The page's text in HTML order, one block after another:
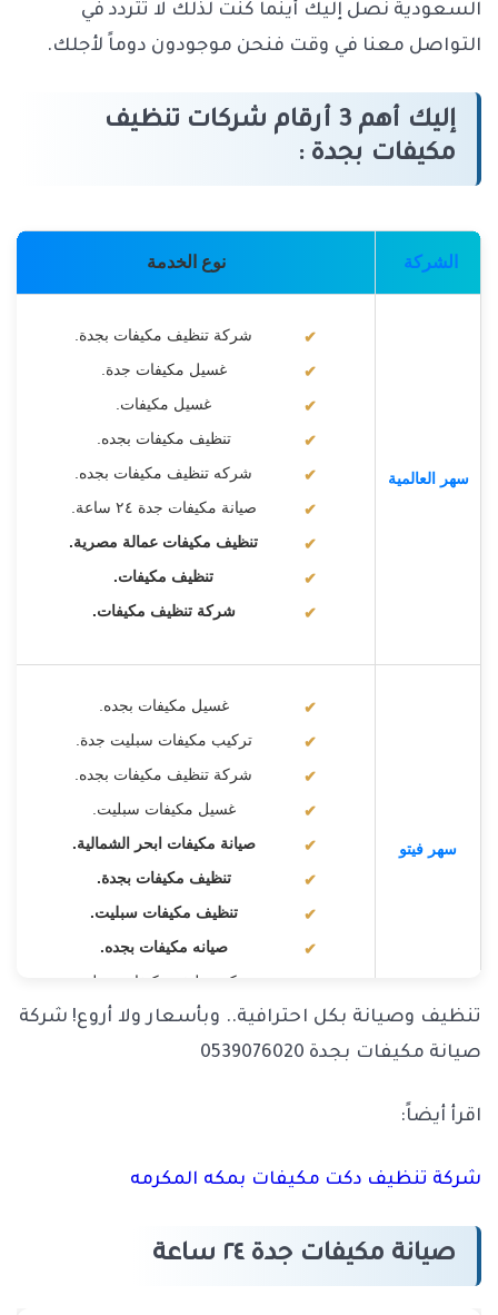
السعودية نصل إليك أينما كنت لذلك لا تتردد في
التواصل معنا في وقت فنحن موجودون دوماً لأجلك.
إليك أهم 3 أرقام شركات تنظيف
مكيفات بجدة :
الشركة نوع الخدمة
سهر العالمية
شركة تنظيف مكيفات بجدة.
غسيل مكيفات جدة.
غسيل مكيفات.
تنظيف مكيفات بجده.
شركه تنظيف مكيفات بجده.
صيانة مكيفات جدة ٢٤ ساعة.
تنظيف مكيفات عمالة مصرية.
تنظيف مكيفات.
شركة تنظيف مكيفات.
سهر فيتو
غسيل مكيفات بجده.
تركيب مكيفات سبليت جدة.
شركة تنظيف مكيفات بجده.
غسيل مكيفات سبليت.
صيانة مكيفات ابحر الشمالية.
تنظيف مكيفات بجدة.
تنظيف مكيفات سبليت.
صيانه مكيفات بجده.
شركة تنظيف مكيفات سبليت.
إسكاي كوول
عروض غسيل مكيفات سبليت جدة.
غسيل مكيفات سبليت جدة.
تنظيف وصيانة بكل احترافية.. وبأسعار ولا أروع! شركة
صيانة مكيفات بجدة 0539076020
اقرأ أيضاً:
شركة تنظيف دكت مكيفات بمكه المكرمه
صيانة مكيفات جدة ٢٤ ساعة